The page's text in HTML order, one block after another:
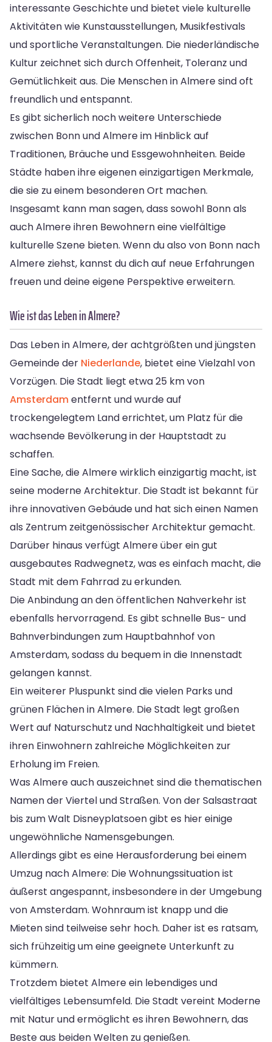
interessante Geschichte und bietet viele kulturelle
Aktivitäten wie Kunstausstellungen, Musikfestivals
und sportliche Veranstaltungen. Die niederländische
Kultur zeichnet sich durch Offenheit, Toleranz und
Gemütlichkeit aus. Die Menschen in Almere sind oft
freundlich und entspannt.
Es gibt sicherlich noch weitere Unterschiede
zwischen Bonn und Almere im Hinblick auf
Traditionen, Bräuche und Essgewohnheiten. Beide
Städte haben ihre eigenen einzigartigen Merkmale,
die sie zu einem besonderen Ort machen.
Insgesamt kann man sagen, dass sowohl Bonn als
auch Almere ihren Bewohnern eine vielfältige
kulturelle Szene bieten. Wenn du also von Bonn nach
Almere ziehst, kannst du dich auf neue Erfahrungen
freuen und deine eigene Perspektive erweitern.
Wie ist das Leben in Almere?
Das Leben in Almere, der achtgrößten und jüngsten
Gemeinde der Niederlande, bietet eine Vielzahl von
Vorzügen. Die Stadt liegt etwa 25 km von
Amsterdamentfernt und wurde auf
trockengelegtem Land errichtet, um Platz für die
wachsende Bevölkerung in der Hauptstadt zu
schaffen.
Eine Sache, die Almere wirklich einzigartig macht, ist
seine moderne Architektur. Die Stadt ist bekannt für
ihre innovativen Gebäude und hat sich einen Namen
als Zentrum zeitgenössischer Architektur gemacht.
Darüber hinaus verfügt Almere über ein gut
ausgebautes Radwegnetz, was es einfach macht, die
Stadt mit dem Fahrrad zu erkunden.
Die Anbindung an den öffentlichen Nahverkehr ist
ebenfalls hervorragend. Es gibt schnelle Bus- und
Bahnverbindungen zum Hauptbahnhof von
Amsterdam, sodass du bequem in die Innenstadt
gelangen kannst.
Ein weiterer Pluspunkt sind die vielen Parks und
grünen Flächen in Almere. Die Stadt legt großen
Wert auf Naturschutz und Nachhaltigkeit und bietet
ihren Einwohnern zahlreiche Möglichkeiten zur
Erholung im Freien.
Was Almere auch auszeichnet sind die thematischen
Namen der Viertel und Straßen. Von der Salsastraat
bis zum Walt Disneyplatsoen gibt es hier einige
ungewöhnliche Namensgebungen.
Allerdings gibt es eine Herausforderung bei einem
Umzug nach Almere: Die Wohnungssituation ist
äußerst angespannt, insbesondere in der Umgebung
von Amsterdam. Wohnraum ist knapp und die
Mieten sind teilweise sehr hoch. Daher ist es ratsam,
sich frühzeitig um eine geeignete Unterkunft zu
kümmern.
Trotzdem bietet Almere ein lebendiges und
vielfältiges Lebensumfeld. Die Stadt vereint Moderne
mit Natur und ermöglicht es ihren Bewohnern, das
Beste aus beiden Welten zu genießen.